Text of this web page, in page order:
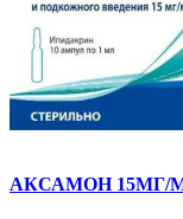
АКСАМОН 15МГ/